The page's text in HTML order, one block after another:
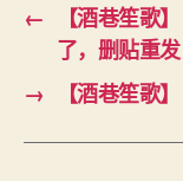
←
【酒巷笙歌
了，删贴重发
→
【酒巷笙歌